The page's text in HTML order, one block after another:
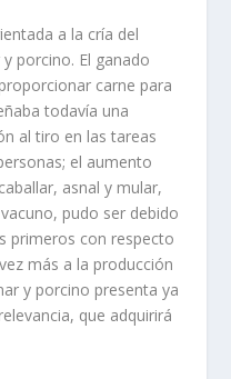
a la cría del
porcino. El ganado
carne para
todavía una
al tiro en las tareas
el aumento
asnal y mular,
pudo ser debido
primeros con respecto
más a la producción
y porcino presenta ya
que adquirirá